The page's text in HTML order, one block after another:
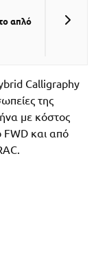
απλό
Calligraphy
της
με κόστος
και από